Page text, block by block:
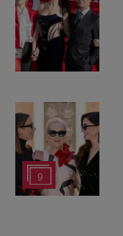
9